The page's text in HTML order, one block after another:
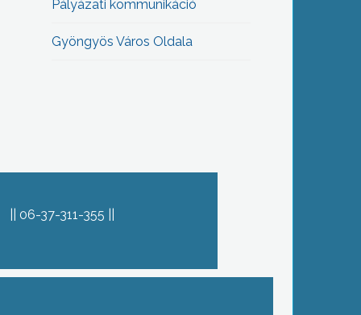
Pályázati kommunikáció
Gyöngyös Város Oldala
06-37-311-355